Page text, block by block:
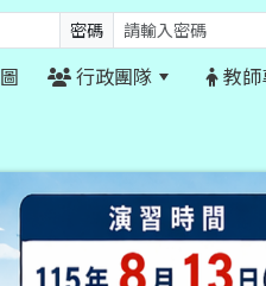
密碼
行政團隊
教